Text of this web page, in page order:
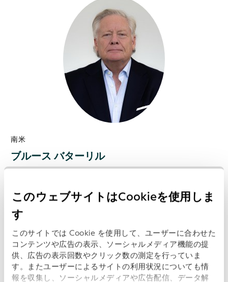
このウェブサイトはCookieを使用しま
す
このサイトでは Cookie を使用して、ユーザーに合わせた
コンテンツや広告の表示、ソーシャルメディア機能の提
供、広告の表示回数やクリック数の測定を行っていま
す。またユーザーによるサイトの利用状況についても情
報を収集し、ソーシャルメディアや広告配信、データ解
南米
ブルース バターリル
系の資本市場インフラコンサルタントとしても活動して
おり、17カ国の金融市場インフラ（FMI）、金融仲介機
さらに、世界証券保管振替機関フォーラム（WFC）と緊
密に連携し、中央証券保管機関の利益を促進する取り組
みを支援しています。